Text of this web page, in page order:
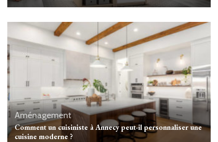
Aménagement
Comment un cuisiniste à Annecy peut-il personnaliser une
cuisine moderne ?